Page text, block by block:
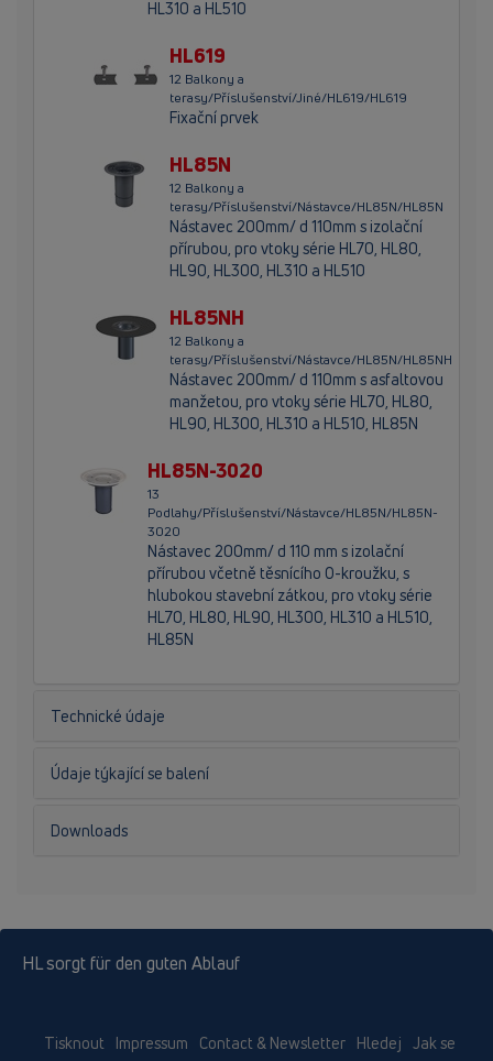
HL310 a HL510
HL619
12 Balkony a
terasy/Příslušenství/Jiné/HL619/HL619
Fixační prvek
HL85N
12 Balkony a
terasy/Příslušenství/Nástavce/HL85N/HL85N
Nástavec 200mm/ d 110mm s izolační
přírubou, pro vtoky série HL70, HL80,
HL90, HL300, HL310 a HL510
HL85NH
12 Balkony a
terasy/Příslušenství/Nástavce/HL85N/HL85NH
Nástavec 200mm/ d 110mm s asfaltovou
manžetou, pro vtoky série HL70, HL80,
HL90, HL300, HL310 a HL510, HL85N
HL85N-3020
13
Podlahy/Příslušenství/Nástavce/HL85N/HL85N-
3020
Nástavec 200mm/ d 110 mm s izolační
přírubou včetně těsnícího O-kroužku, s
hlubokou stavební zátkou, pro vtoky série
HL70, HL80, HL90, HL300, HL310 a HL510,
HL85N
Technické údaje
Údaje týkající se balení
Downloads
HL sorgt für den guten Ablauf
Tisknout Impressum Contact & Newsletter Hledej Jak se